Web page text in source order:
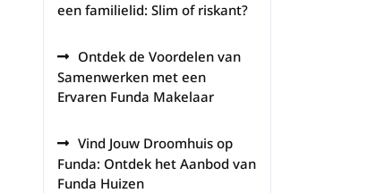
een familielid: Slim of riskant?
Ontdek de Voordelen van
Samenwerken met een
Ervaren Funda Makelaar
Vind Jouw Droomhuis op
Funda: Ontdek het Aanbod van
Funda Huizen